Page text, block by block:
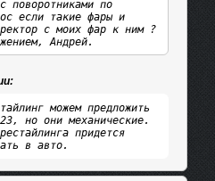
поворотниками по
если такие фары и
с моих фар к ним ?
Андрей.
можем предложить
но они механические.
придется
в авто.